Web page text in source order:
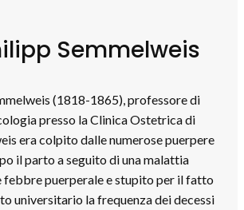
Semmelweis
(1818-1865), professore di
presso la Clinica Ostetrica di
era colpito dalle numerose puerpere
il parto a seguito di una malattia
febbre puerperale e stupito per il fatto
universitario la frequenza dei decessi